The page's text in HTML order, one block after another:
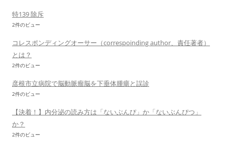
特139 除斥
2件のビュー
コレスポンディングオーサー（correspoinding author、責任著者）
とは？
2件のビュー
彦根市立病院で脳動脈瘤脳を下垂体腫瘍と誤診
2件のビュー
【決着！】内分泌の読み方は「ないぶんぴ」か「ないぶんぴつ」
か？
2件のビュー